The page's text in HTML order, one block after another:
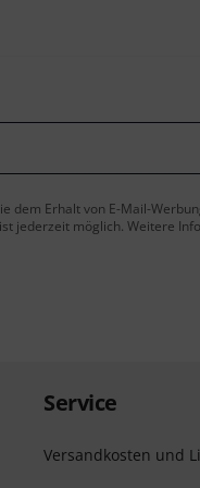
dem Erhalt von E-Mail-
jederzeit möglich. Weitere
Service
Versandkosten und